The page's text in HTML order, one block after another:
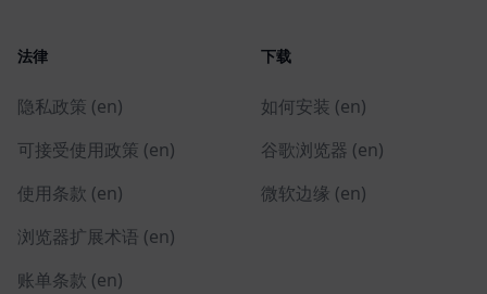
法律
隐私政策 (en)
可接受使用政策 (en)
使用条款 (en)
浏览器扩展术语 (en)
账单条款 (en)
下载
如何安装 (en)
谷歌浏览器 (en)
微软边缘 (en)